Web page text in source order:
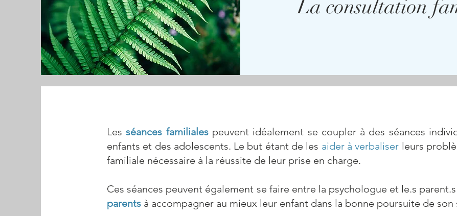
La consultation
Lesséances familiales peuvent idéalement se coupler à des séances
enfants et des adolescents. Le but étant de les aider à verbaliser leurs
familiale nécessaire à la réussite de leur prise en charge.
Ces séances peuvent également se faire entre la psychologue et le.s
parents à accompagner au mieux leur enfant dans la bonne poursuite de